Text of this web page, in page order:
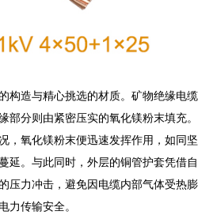
构造与精心挑选的材质。 矿物绝缘电缆
部分则由紧密压实的氧化镁粉末填充。
，氧化镁粉末便迅速发挥作用，如同坚
延。与此同时，外层的铜管护套凭借自
压力冲击，避免因电缆内部气体受热膨
力传输安全。​